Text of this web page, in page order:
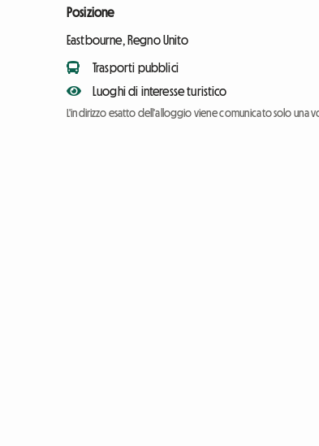
Posizione
Eastbourne, Regno Unito
Trasporti pubblici
Luoghi di interesse turistico
L'indirizzo esatto dell'alloggio viene comunicato solo una